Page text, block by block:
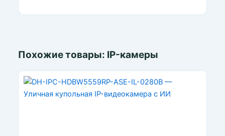
Похожие товары: IP-камеры